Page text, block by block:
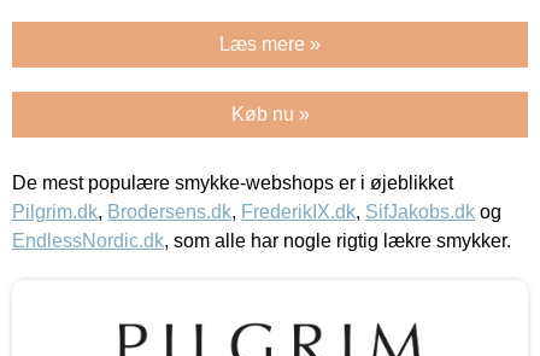
Læs mere »
Køb nu »
De mest populære smykke-webshops er i øjeblikket
Pilgrim.dk, Brodersens.dk, FrederikIX.dk, SifJakobs.dk og
EndlessNordic.dk, som alle har nogle rigtig lækre smykker.